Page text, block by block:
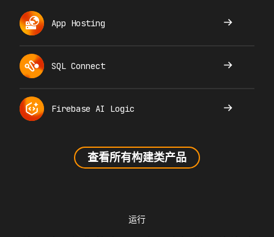
App Hosting
SQL Connect
Firebase AI Logic
查看所有构建类产品
运行